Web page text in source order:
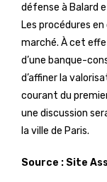
défense à Balard
Les procédures
marché. À cet
d’une banque-
d’affiner la
courant du
une discussion
la ville de Paris.
Source : Site